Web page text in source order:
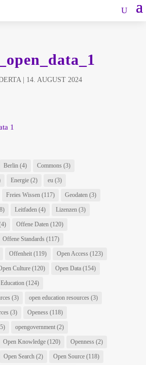
| 14. AUGUST 2024
Berlin(4) Commons(3)
Energie(2) eu(3)
Freies Wissen(117) Geodaten(3)
Leitfaden(4) Lizenzen(3)
Offene Daten(120)
Offene Standards(117)
Offenheit(119) Open Access(123)
Culture(120) Open Data(154)
(124)
(3) open education resources(3)
(3) Openess(118)
opengovernment(2)
Open Knowledge(120) Openness(2)
Open Search(2) Open Source(118)